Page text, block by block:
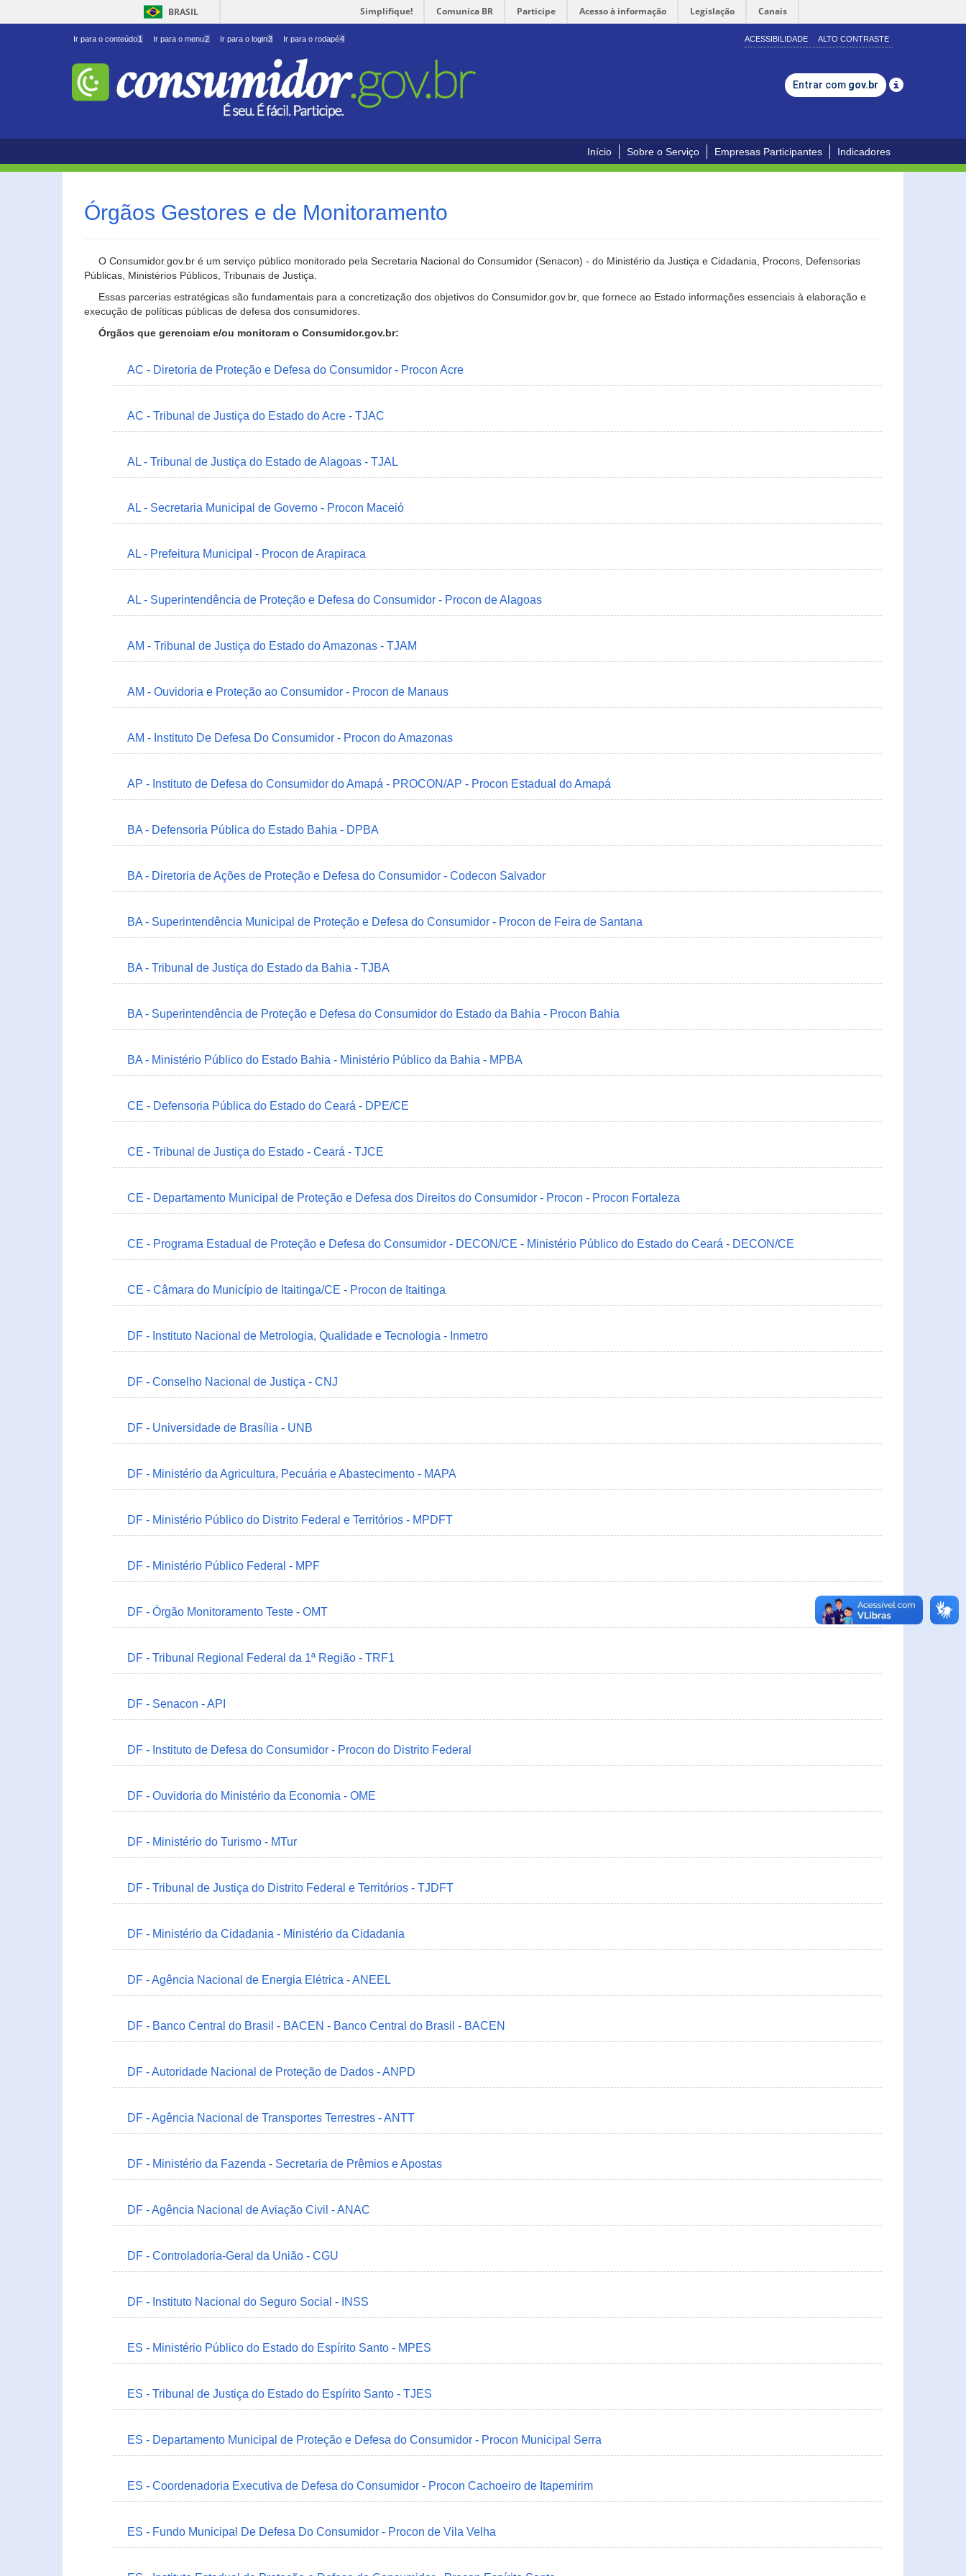
BRASIL Simplifique! Comunica BR Participe Acesso à informação Legislação Canais
Ir para o conteúdo1 Ir para o menu2 Ir para o login3 Ir para o rodapé4 ACESSIBILIDADE ALTO CONTRASTE
Entrar com gov.br
Início Sobre o Serviço Empresas Participantes Indicadores
Órgãos Gestores e de Monitoramento
O Consumidor.gov.br é um serviço público monitorado pela Secretaria Nacional do Consumidor (Senacon) - do Ministério da Justiça e Cidadania, Procons, Defensorias
Públicas, Ministérios Públicos, Tribunais de Justiça.
Essas parcerias estratégicas são fundamentais para a concretização dos objetivos do Consumidor.gov.br, que fornece ao Estado informações essenciais à elaboração e
execução de políticas públicas de defesa dos consumidores.
Órgãos que gerenciam e/ou monitoram o Consumidor.gov.br:
AC - Diretoria de Proteção e Defesa do Consumidor - Procon Acre
AC - Tribunal de Justiça do Estado do Acre - TJAC
AL - Tribunal de Justiça do Estado de Alagoas - TJAL
AL - Secretaria Municipal de Governo - Procon Maceió
AL - Prefeitura Municipal - Procon de Arapiraca
AL - Superintendência de Proteção e Defesa do Consumidor - Procon de Alagoas
AM - Tribunal de Justiça do Estado do Amazonas - TJAM
AM - Ouvidoria e Proteção ao Consumidor - Procon de Manaus
AM - Instituto De Defesa Do Consumidor - Procon do Amazonas
AP - Instituto de Defesa do Consumidor do Amapá - PROCON/AP - Procon Estadual do Amapá
BA - Defensoria Pública do Estado Bahia - DPBA
BA - Diretoria de Ações de Proteção e Defesa do Consumidor - Codecon Salvador
BA - Superintendência Municipal de Proteção e Defesa do Consumidor - Procon de Feira de Santana
BA - Tribunal de Justiça do Estado da Bahia - TJBA
BA - Superintendência de Proteção e Defesa do Consumidor do Estado da Bahia - Procon Bahia
BA - Ministério Público do Estado Bahia - Ministério Público da Bahia - MPBA
CE - Defensoria Pública do Estado do Ceará - DPE/CE
CE - Tribunal de Justiça do Estado - Ceará - TJCE
CE - Departamento Municipal de Proteção e Defesa dos Direitos do Consumidor - Procon - Procon Fortaleza
CE - Programa Estadual de Proteção e Defesa do Consumidor - DECON/CE - Ministério Público do Estado do Ceará - DECON/CE
CE - Câmara do Município de Itaitinga/CE - Procon de Itaitinga
DF - Instituto Nacional de Metrologia, Qualidade e Tecnologia - Inmetro
DF - Conselho Nacional de Justiça - CNJ
DF - Universidade de Brasília - UNB
DF - Ministério da Agricultura, Pecuária e Abastecimento - MAPA
DF - Ministério Público do Distrito Federal e Territórios - MPDFT
DF - Ministério Público Federal - MPF
DF - Órgão Monitoramento Teste - OMT
DF - Tribunal Regional Federal da 1ª Região - TRF1
DF - Senacon - API
DF - Instituto de Defesa do Consumidor - Procon do Distrito Federal
DF - Ouvidoria do Ministério da Economia - OME
DF - Ministério do Turismo - MTur
DF - Tribunal de Justiça do Distrito Federal e Territórios - TJDFT
DF - Ministério da Cidadania - Ministério da Cidadania
DF - Agência Nacional de Energia Elétrica - ANEEL
DF - Banco Central do Brasil - BACEN - Banco Central do Brasil - BACEN
DF - Autoridade Nacional de Proteção de Dados - ANPD
DF - Agência Nacional de Transportes Terrestres - ANTT
DF - Ministério da Fazenda - Secretaria de Prêmios e Apostas
DF - Agência Nacional de Aviação Civil - ANAC
DF - Controladoria-Geral da União - CGU
DF - Instituto Nacional do Seguro Social - INSS
ES - Ministério Público do Estado do Espírito Santo - MPES
ES - Tribunal de Justiça do Estado do Espírito Santo - TJES
ES - Departamento Municipal de Proteção e Defesa do Consumidor - Procon Municipal Serra
ES - Coordenadoria Executiva de Defesa do Consumidor - Procon Cachoeiro de Itapemirim
ES - Fundo Municipal De Defesa Do Consumidor - Procon de Vila Velha